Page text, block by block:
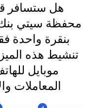
هل ستسافر
محفظة سيتي بنك
بنقرة واحدة
تنشيط هذه
موبايل
المعاملات